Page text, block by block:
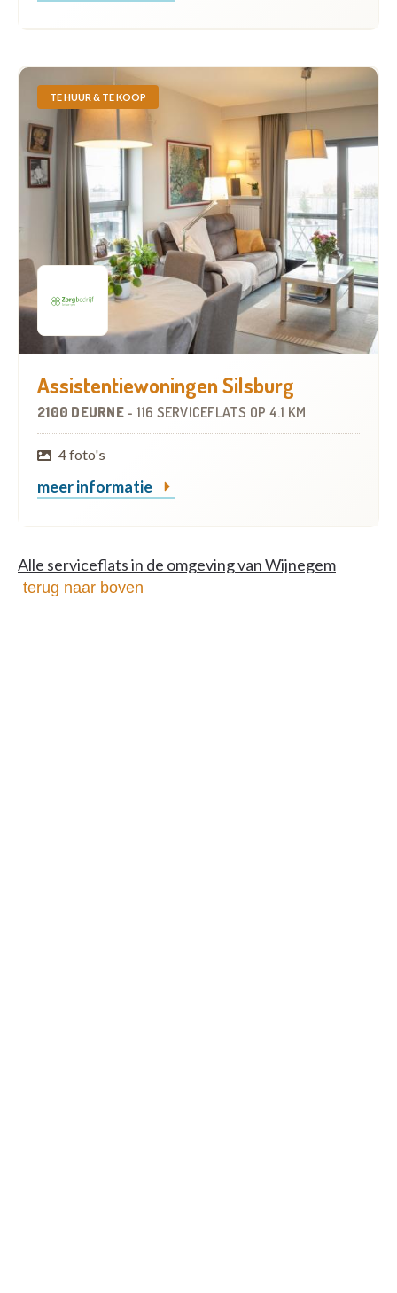
TE HUUR & TE KOOP
Assistentiewoningen Silsburg
2100 DEURNE - 116 SERVICEFLATS OP 4.1 KM
4 foto's
meer informatie
Alle serviceflats in de omgeving van Wijnegem
terug naar boven